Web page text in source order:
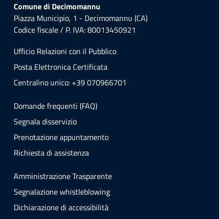
Comune di Decimomannu
Piazza Municipio, 1 - Decimomannu (CA)
Codice fiscale / P. IVA: 80013450921
Ufficio Relazioni con il Pubblico
Posta Elettronica Certificata
Centralino unico: +39 070966701
Domande frequenti (FAQ)
Segnala disservizio
Prenotazione appuntamento
Richiesta di assistenza
Amministrazione Trasparente
Segnalazione whistleblowing
Dichiarazione di accessibilità